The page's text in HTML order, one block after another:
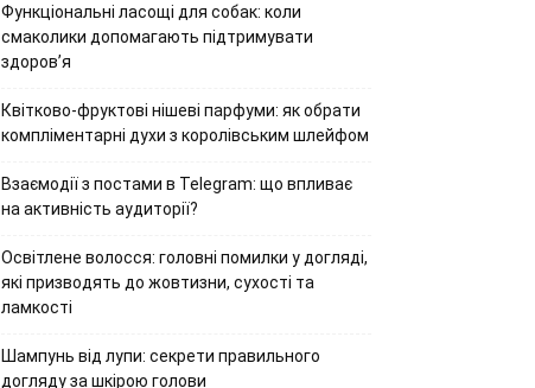
Функціональні ласощі для собак: коли
смаколики допомагають підтримувати
здоров’я
Квітково-фруктові нішеві парфуми: як обрати
компліментарні духи з королівським шлейфом
Взаємодії з постами в Telegram: що впливає
на активність аудиторії?
Освітлене волосся: головні помилки у догляді,
які призводять до жовтизни, сухості та
ламкості
Шампунь від лупи: секрети правильного
догляду за шкірою голови